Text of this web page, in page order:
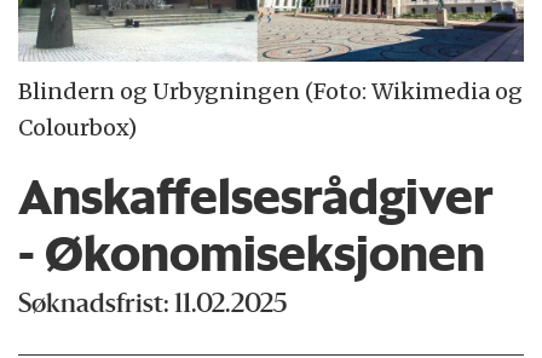
Blindern og Urbygningen (Foto: Wikimedia og
Colourbox)
Anskaffelsesrådgiver
- Økonomiseksjonen
Søknadsfrist: 11.02.2025